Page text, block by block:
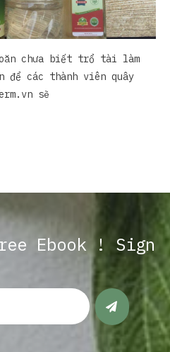
chưa biết trổ tài làm
để các thành viên quây
sẽ
Ebook ! Sign